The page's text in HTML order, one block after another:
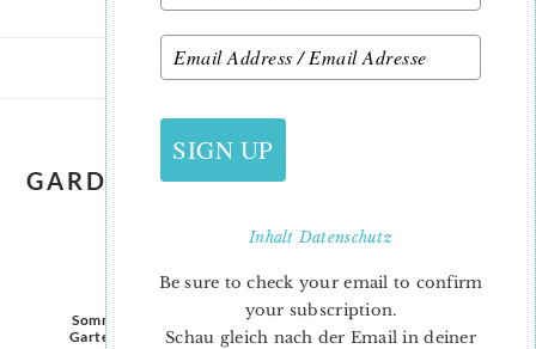
GARDEN
Sommer Blog Party –
Gartenkissen Tutorial
SIGN UP
InhaltDatenschutz
Be sure to check your email to confirm
your subscription.
Schau gleich nach der Email in deiner